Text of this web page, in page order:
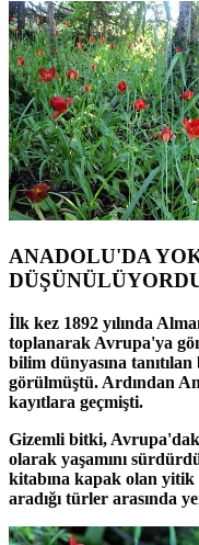
ANADOLU'DA
İlk kez 1892 yılında
toplanarak Avrupa'ya
bilim dünyasına
görülmüştü. Ardından
kayıtlara geçmişti.
Gizemli bitki,
olarak yaşamını
kitabına kapak olan
aradığı türler arasında